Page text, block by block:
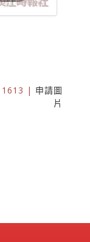
1613 | 申請圖
片